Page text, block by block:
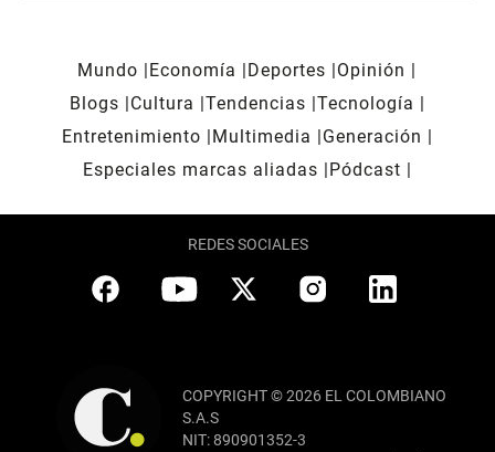
Mundo Economía Deportes
Opinión
Blogs
Cultura Tendencias Tecnología
Entretenimiento
Multimedia
Generación
Especiales marcas aliadas
Pódcast
REDES SOCIALES
COPYRIGHT © 2026 EL COLOMBIANO
S.A.S
NIT: 890901352-3